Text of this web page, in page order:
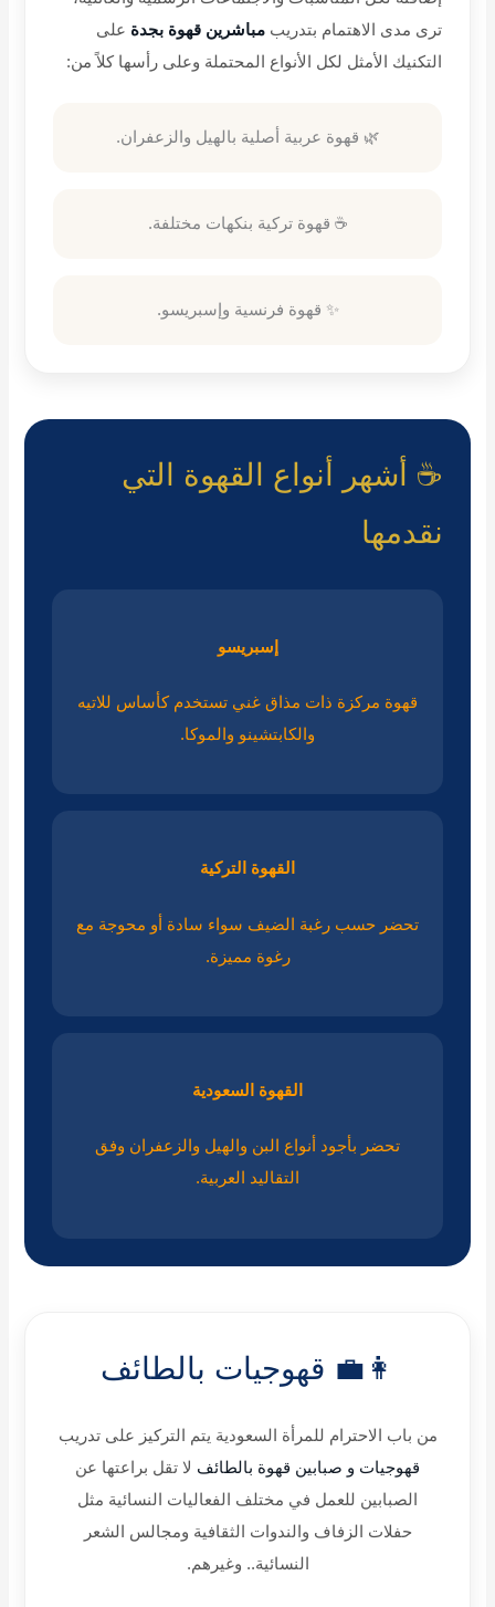
ترى مدى الاهتمام بتدريبمباشرين قهوة بجدة على
التكنيك الأمثل لكل الأنواع المحتملة وعلى رأسها كلاً من:
🌿 قهوة عربية أصلية بالهيل والزعفران.
☕ قهوة تركية بنكهات مختلفة.
✨ قهوة فرنسية وإسبريسو.
☕ أشهر أنواع القهوة التي
نقدمها
إسبريسو
قهوة مركزة ذات مذاق غني تستخدم كأساس للاتيه
والكابتشينو والموكا.
القهوة التركية
تحضر حسب رغبة الضيف سواء سادة أو محوجة مع
رغوة مميزة.
القهوة السعودية
تحضر بأجود أنواع البن والهيل والزعفران وفق
التقاليد العربية.
👩‍💼 قهوجيات بالطائف
من باب الاحترام للمرأة السعودية يتم التركيز على تدريب
قهوجيات و صبابين قهوة بالطائف لا تقل براعتها عن
الصبابين للعمل في مختلف الفعاليات النسائية مثل
حفلات الزفاف والندوات الثقافية ومجالس الشعر
النسائية.. وغيرهم.